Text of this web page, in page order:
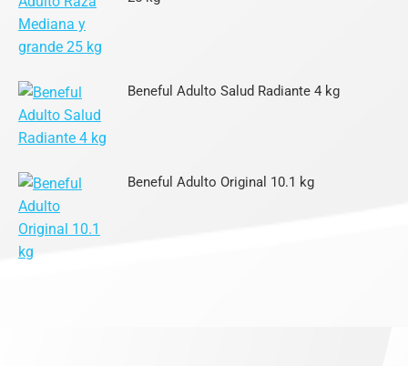
Beneful Adulto Salud Radiante 4 kg
Beneful Adulto Original 10.1 kg